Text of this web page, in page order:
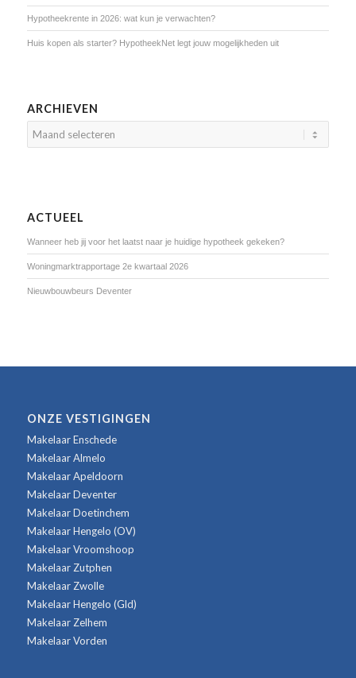
Hypotheekrente in 2026: wat kun je verwachten?
Huis kopen als starter? HypotheekNet legt jouw mogelijkheden uit
ARCHIEVEN
ACTUEEL
Wanneer heb jij voor het laatst naar je huidige hypotheek gekeken?
Woningmarktrapportage 2e kwartaal 2026
Nieuwbouwbeurs Deventer
ONZE VESTIGINGEN
Makelaar Enschede
Makelaar Almelo
Makelaar Apeldoorn
Makelaar Deventer
Makelaar Doetinchem
Makelaar Hengelo (OV)
Makelaar Vroomshoop
Makelaar Zutphen
Makelaar Zwolle
Makelaar Hengelo (Gld)
Makelaar Zelhem
Makelaar Vorden